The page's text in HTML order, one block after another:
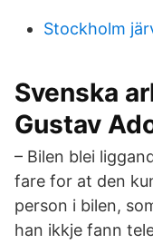
Stockholm
Svenska
Gustav
– Bilen blei
fare for at den
person i bilen,
han ikkje fann